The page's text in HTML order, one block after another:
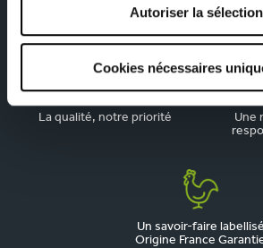
Autoriser la sélection
Cookies nécessaires
Depuis 1945, pionnier de la
cuisine aménagée
Du
La qualité, notre priorité
Une
Un savoir-faire labellisé
Origine France